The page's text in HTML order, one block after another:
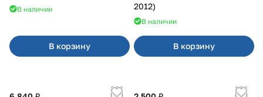
В наличии
В корзину
2012)
В наличии
В корзину